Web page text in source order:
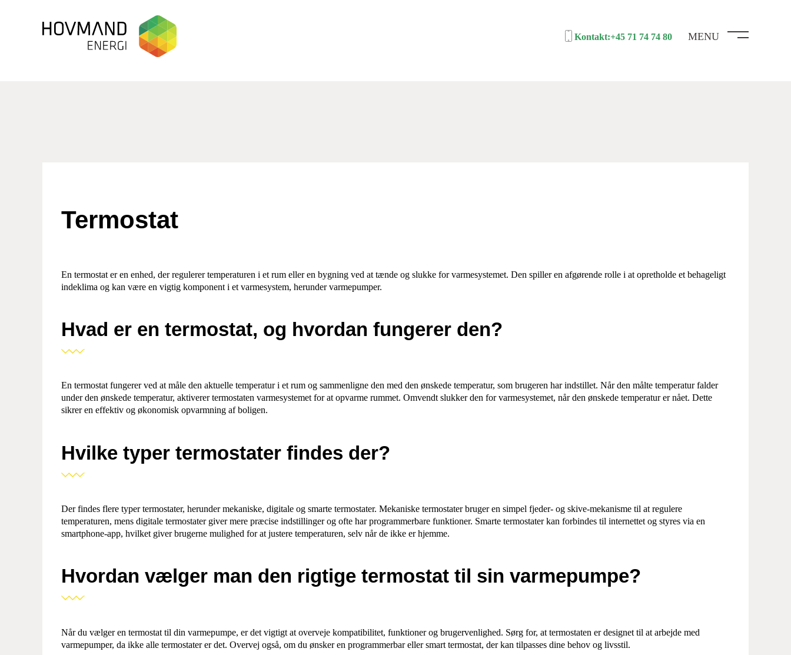
Kontakt:+45 71 74 74 80 MENU
Termostat
En termostat er en enhed, der regulerer temperaturen i et rum eller en bygning ved at tænde og slukke for varmesystemet. Den spiller en afgørende rolle i at opretholde et behageligt
indeklima og kan være en vigtig komponent i et varmesystem, herunder varmepumper.
Hvad er en termostat, og hvordan fungerer den?
En termostat fungerer ved at måle den aktuelle temperatur i et rum og sammenligne den med den ønskede temperatur, som brugeren har indstillet. Når den målte temperatur falder
under den ønskede temperatur, aktiverer termostaten varmesystemet for at opvarme rummet. Omvendt slukker den for varmesystemet, når den ønskede temperatur er nået. Dette
sikrer en effektiv og økonomisk opvarmning af boligen.
Hvilke typer termostater findes der?
Der findes flere typer termostater, herunder mekaniske, digitale og smarte termostater. Mekaniske termostater bruger en simpel fjeder- og skive-mekanisme til at regulere
temperaturen, mens digitale termostater giver mere præcise indstillinger og ofte har programmerbare funktioner. Smarte termostater kan forbindes til internettet og styres via en
smartphone-app, hvilket giver brugerne mulighed for at justere temperaturen, selv når de ikke er hjemme.
Hvordan vælger man den rigtige termostat til sin varmepumpe?
Når du vælger en termostat til din varmepumpe, er det vigtigt at overveje kompatibilitet, funktioner og brugervenlighed. Sørg for, at termostaten er designet til at arbejde med
varmepumper, da ikke alle termostater er det. Overvej også, om du ønsker en programmerbar eller smart termostat, der kan tilpasses dine behov og livsstil.